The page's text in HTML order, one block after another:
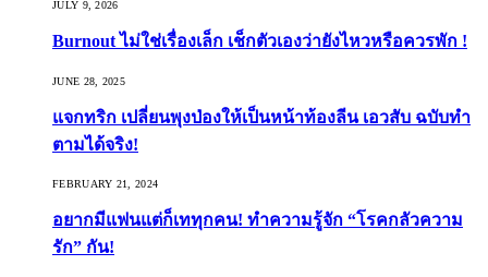
JULY 9, 2026
Burnout ไม่ใช่เรื่องเล็ก เช็กตัวเองว่ายังไหวหรือควรพัก !
JUNE 28, 2025
แจกทริก เปลี่ยนพุงป่องให้เป็นหน้าท้องลีน เอวสับ ฉบับทำ
ตามได้จริง!
FEBRUARY 21, 2024
อยากมีแฟนแต่ก็เททุกคน! ทำความรู้จัก “โรคกลัวความ
รัก” กัน!